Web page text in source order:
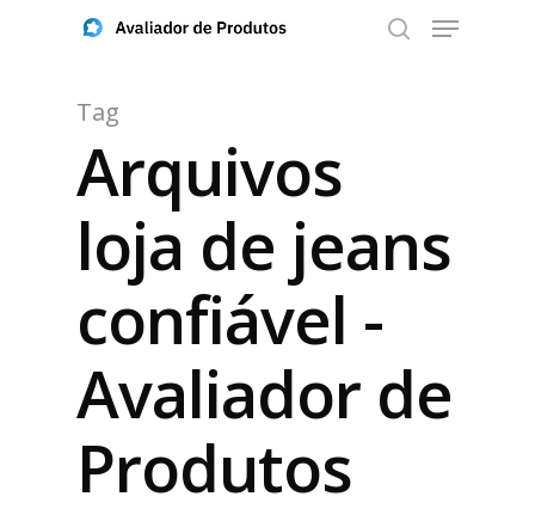
Aperte ENTER para buscar ou ESC para fechar
Tag
Arquivos
loja de jeans
confiável -
Avaliador de
Produtos